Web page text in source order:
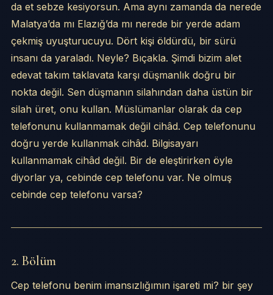
da et sebze kesiyorsun. Ama aynı zamanda da nerede
Malatya’da mı Elazığ’da mı nerede bir yerde adam
çekmiş uyuşturucuyu. Dört kişi öldürdü, bir sürü
insanı da yaraladı. Neyle? Bıçakla. Şimdi bizim alet
edevat takım taklavata karşı düşmanlık doğru bir
nokta değil. Sen düşmanın silahından daha üstün bir
silah üret, onu kullan. Müslümanlar olarak da cep
telefonunu kullanmamak değil cihâd. Cep telefonunu
doğru yerde kullanmak cihâd. Bilgisayarı
kullanmamak cihâd değil. Bir de eleştirirken öyle
diyorlar ya, cebinde cep telefonu var. Ne olmuş
cebinde cep telefonu varsa?
2. Bölüm
Cep telefonu benim imansızlığımın işareti mi? bir şey